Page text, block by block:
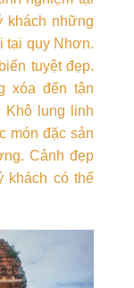
khách những
tại quy Nhơn.
tuyệt đẹp.
xóa đến tận
Khô lung linh
món đặc sản
Cảnh đẹp
khách có thể